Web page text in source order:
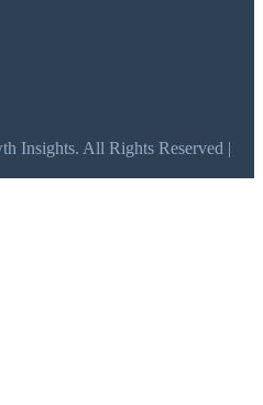
Insights. All Rights Reserved |